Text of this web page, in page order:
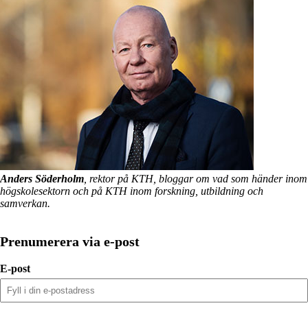
Anders Söderholm , rektor på KTH, bloggar om vad som händer inom
högskolesektorn och på KTH inom forskning, utbildning och
samverkan.
Prenumerera via e-post
E-post